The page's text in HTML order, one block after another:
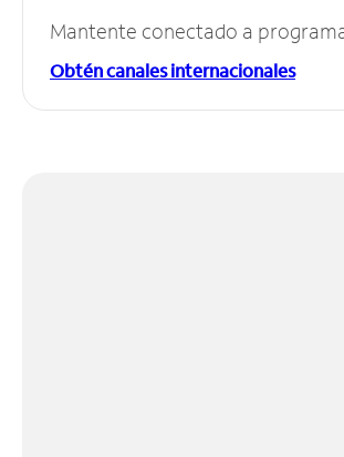
Mantente conectado a
Obtén canales internacionales